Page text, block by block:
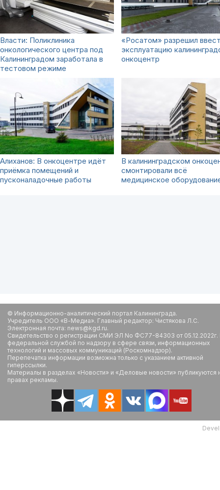
Власти: Поликлиника
онкологического центра под
Калининградом заработала в
тестовом режиме
«Росатом» разрешил
эксплуатацию
онкоцентр
Алиханов: В онкоцентре идёт
приёмка помещений и
пусконаладочные работы
В калининградском
смонтировали всё
медицинское
© Информационно-аналитический портал Калининграда.
Учредитель ООО «В-Медиа». Главный редактор: Чистякова Л.С.
Электронная почта: news@kgd.ru.
Свидетельство о регистрации СМИ ЭЛ No ФС77-84303 от
федеральной службой по надзору в сфере связи, информационных
технологий и массовых коммуникаций (Роскомнадзор).
Перепечатка информации возможна только с указанием активной
гиперссылки.
Материалы в разделах «Новости» и «Деловые новости» публикуются
правах рекламы.